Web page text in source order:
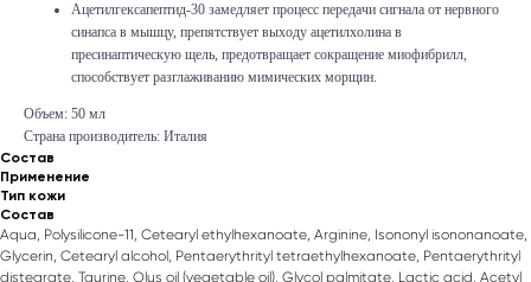
Ацетилгексапептид-30 замедляет процесс передачи сигнала от нервного
синапса в мышцу, препятствует выходу ацетилхолина в
пресинаптическую щель, предотвращает сокращение миофибрилл,
способствует разглаживанию мимических морщин.
Объем: 50 мл
Страна производитель: Италия
Состав
Применение
Тип кожи
Состав
Aqua, Polysilicone-11, Cetearyl ethylhexanoate, Arginine, Isononyl isononanoate,
Glycerin, Cetearyl alcohol, Pentaerythrityl tetraethylhexanoate, Pentaerythrityl
distearate, Taurine, Olus oil (vegetable oil), Glycol palmitate, Lactic acid, Acetyl